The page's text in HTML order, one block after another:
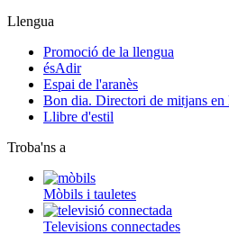
Llengua
Promoció de la llengua
ésAdir
Espai de l'aranès
Bon dia. Directori de mitjans en
Llibre d'estil
Troba'ns a
Mòbils i tauletes
Televisions connectades